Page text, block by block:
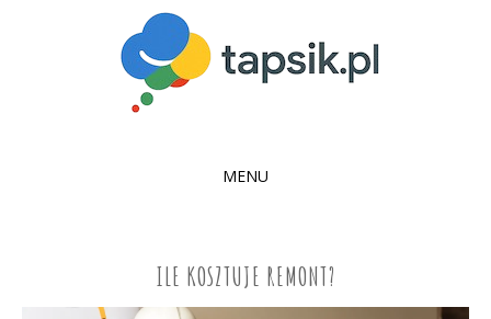
MENU
ILE KOSZTUJE REMONT?